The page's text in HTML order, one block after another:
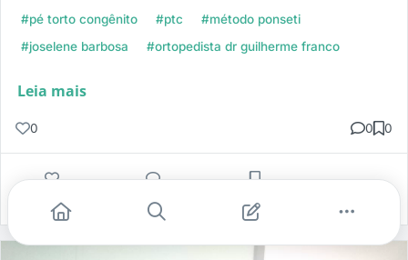
#pé torto congênito #ptc
#método ponseti
#joselene barbosa
#ortopedista dr guilherme franco
Leia mais
0 0 0
Gostei Comentar Salvar